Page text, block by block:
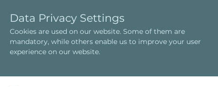
r
t
u
g
n
Data Privacy Settings
Cookies are used on our website. Some of them are
mandatory, while others enable us to improve your user
experience on our website.